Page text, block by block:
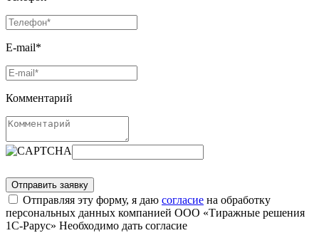
E-mail*
Комментарий
Отправляя эту форму, я даю согласие на обработку
персональных данных компанией ООО «Тиражные решения
1С-Рарус» Необходимо дать согласие